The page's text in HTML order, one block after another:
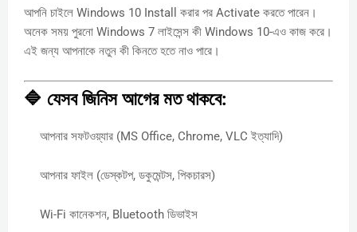
আপনি চাইলে Windows 10 Install করার পর Activate করতে পারেন।
অনেক সময় পুরনো Windows 7 লাইসেন্স কী Windows 10-এও কাজ করে।
এই জন্য আপনাকে নতুন কী কিনতে হতে নাও পারে।
🔷 যেসব জিনিস আগের মত থাকবে:
আপনার সফটওয়্যার (MS Office, Chrome, VLC ইত্যাদি)
আপনার ফাইল (ডেস্কটপ, ডকুমেন্টস, পিকচারস)
Wi-Fi কানেকশন, Bluetooth ডিভাইস